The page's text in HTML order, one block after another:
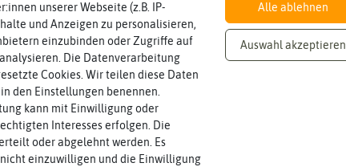
Inhalt
20 Korn (reicht für ca. 15 Pflanzen)
Wie viel ist enthalten
Standort
Wie viel Licht benötigt die Pflanze? (schattig,
halbschattig, sonnig, vollsonnig)
unserer Webseite (z.B. IP-
und Anzeigen zu personalisieren,
einzubinden oder Zugriffe auf
Die Datenverarbeitung
Cookies. Wir teilen diese Daten
den Einstellungen benennen.
kann mit Einwilligung oder
Interesses erfolgen. Die
oder abgelehnt werden. Es
nicht einzuwilligen und die Einwilligung
Alle ablehnen
Auswahl akzeptieren